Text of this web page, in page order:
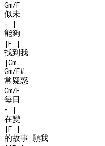
Gm/F
似未
-
|
能夠
|F
|
找到我
|Gm
Gm/F#
常疑惑
Gm/F
每日
-
|
在變
|F
|
的故事 願我